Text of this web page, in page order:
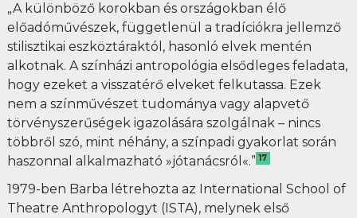
„A különböző korokban és országokban élő
előadóművészek, függetlenül a tradíciókra jellemző
stilisztikai eszköztáraktól, hasonló elvek mentén
alkotnak. A színházi antropológia elsődleges feladata,
hogy ezeket a visszatérő elveket felkutassa. Ezek
nem a színművészet tudománya vagy alapvető
törvényszerűségek igazolására szolgálnak – nincs
többről szó, mint néhány, a színpadi gyakorlat során
haszonnal alkalmazható »jótanácsról«.” 17
1979-ben Barba létrehozta az International School of
Theatre Anthropologyt (ISTA), melynek első